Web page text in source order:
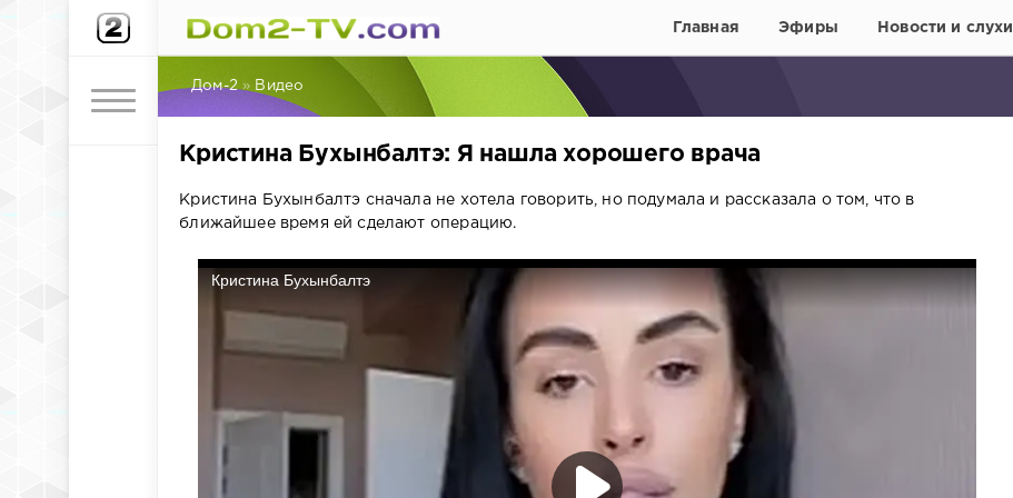
Главная Эфиры Новости и слухи
Дом-2 » Видео
Кристина Бухынбалтэ: Я нашла хорошего врача
Кристина Бухынбалтэ сначала не хотела говорить, но подумала и рассказала о том, что в
ближайшее время ей сделают операцию.